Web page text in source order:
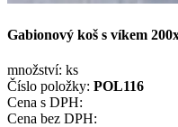
Gabionový koš s víkem
množství: ks
Číslo položky: POL116
Cena s DPH:
Cena bez DPH: